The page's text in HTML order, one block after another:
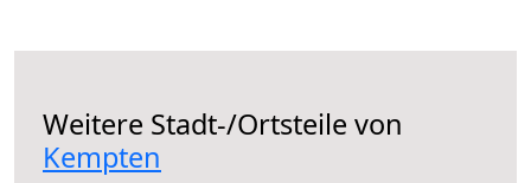
Weitere Stadt-/Ortsteile von
Kempten